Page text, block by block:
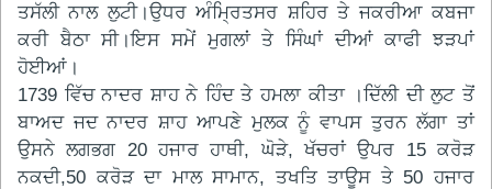
ਤਸੱਲੀ ਨਾਲ ਲੁਟੀ।ਉਧਰ ਅੰਮ੍ਰਿਤਸਰ ਸ਼ਹਿਰ ਤੇ ਜਕਰੀਆ ਕਬਜਾ
ਕਰੀ ਬੈਠਾ ਸੀ।ਇਸ ਸਮੇਂ ਮੁਗਲਾਂ ਤੇ ਸਿੰਘਾਂ ਦੀਆਂ ਕਾਫੀ ਝੜਪਾਂ
ਹੋਈਆਂ।
1739 ਵਿੱਚ ਨਾਦਰ ਸ਼ਾਹ ਨੇ ਹਿੰਦ ਤੇ ਹਮਲਾ ਕੀਤਾ ।ਦਿੱਲੀ ਦੀ ਲੁਟ ਤੋਂ
ਬਾਅਦ ਜਦ ਨਾਦਰ ਸ਼ਾਹ ਆਪਣੇ ਮੁਲਕ ਨੂੰ ਵਾਪਸ ਤੁਰਨ ਲੱਗਾ ਤਾਂ
ਉਸਨੇ ਲਗਭਗ 20 ਹਜਾਰ ਹਾਥੀ, ਘੋੜੇ, ਖੱਚਰਾਂ ਉਪਰ 15 ਕਰੋੜ
ਨਕਦੀ,50 ਕਰੋੜ ਦਾ ਮਾਲ ਸਾਮਾਨ, ਤਖਤਿ ਤਾਊਸ ਤੇ 50 ਹਜਾਰ